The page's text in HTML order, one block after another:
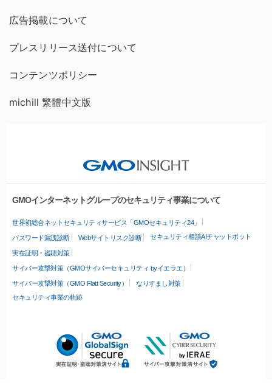
広告掲載について
プレスリリース送付について
コンテンツポリシー
michill 繁體中文版
GMOインターネットグループのセキュリティ事業について
世界初総合ネットセキュリティサービス「GMOセキュリティ24」
パスワード漏洩診断 Webサイトリスク診断 セキュリティ相談AIチャットボット
実在証明・盗聴対策
サイバー攻撃対策（GMOサイバーセキュリティ byイエラエ）
サイバー攻撃対策（GMO Flatt Security）
なりすまし対策
セキュリティ事業の軌跡